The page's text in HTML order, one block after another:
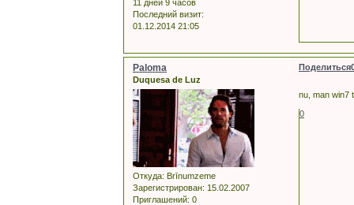
11 дней 9 часов
Последний визит:
01.12.2014 21:05
Поделиться
Paloma
Duquesa de Luz
Откуда: Brīnumzeme
Зарегистрирован: 15.02.2007
Приглашений: 0
nu, man win7
0